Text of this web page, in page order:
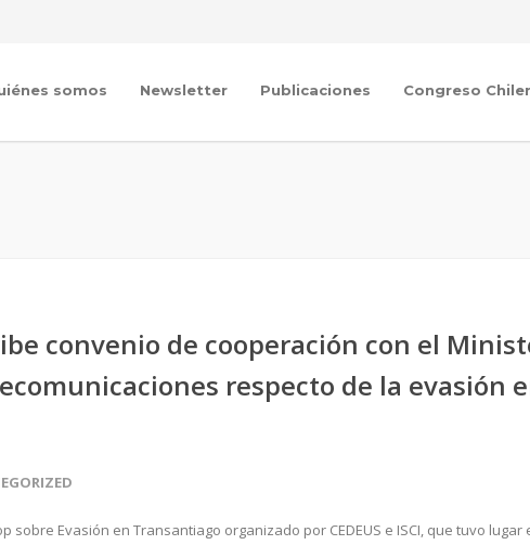
somos Newsletter Publicaciones Congreso
convenio de cooperación con el
respecto de la evasión
sobre Evasión en Transantiago organizado por CEDEUS e ISCI, que tuvo lugar